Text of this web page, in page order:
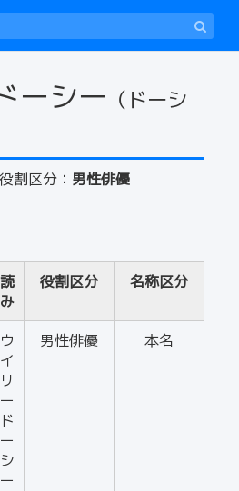
ーシー （ドーシ
役割区分： 男性俳優
読
み
役割区分 名称区分
ウ
イ
リ
ー
ド
ー
シ
ー
男性俳優 本名